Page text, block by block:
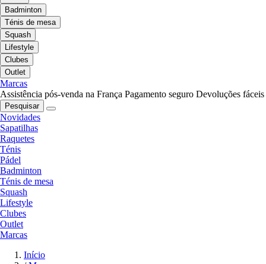
Badminton
Ténis de mesa
Squash
Lifestyle
Clubes
Outlet
Marcas
Assistência pós-venda na França Pagamento seguro Devoluções fáceis
Pesquisar
Novidades
Sapatilhas
Raquetes
Ténis
Pádel
Badminton
Ténis de mesa
Squash
Lifestyle
Clubes
Outlet
Marcas
Início